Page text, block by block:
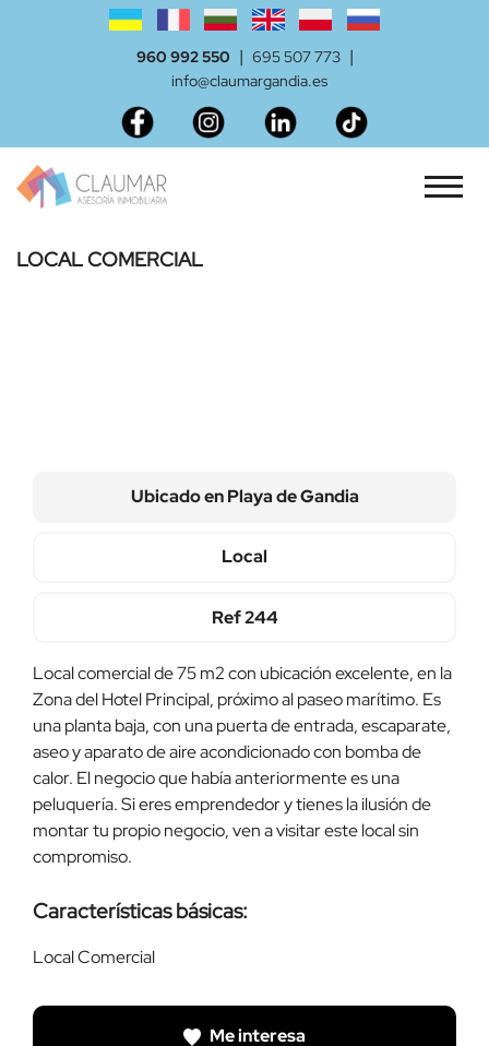
960 992 550 | 695 507 773 |
info@claumargandia.es
LOCAL COMERCIAL
Ubicado enPlaya de Gandia
Local
Ref244
Local comercial de 75 m2 con ubicación excelente, en la
Zona del Hotel Principal, próximo al paseo marítimo. Es
una planta baja, con una puerta de entrada, escaparate,
aseo y aparato de aire acondicionado con bomba de
calor. El negocio que había anteriormente es una
peluquería. Si eres emprendedor y tienes la ilusión de
montar tu propio negocio, ven a visitar este local sin
compromiso.
Características básicas:
Local Comercial
Me interesa